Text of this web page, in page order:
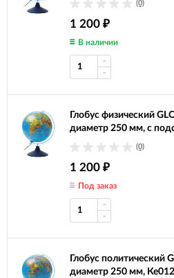
(0)
1 200 ₽
В наличии
Глобус физический
диаметр 250 мм, с
(0)
1 200 ₽
Под заказ
Глобус политический
диаметр 250 мм,